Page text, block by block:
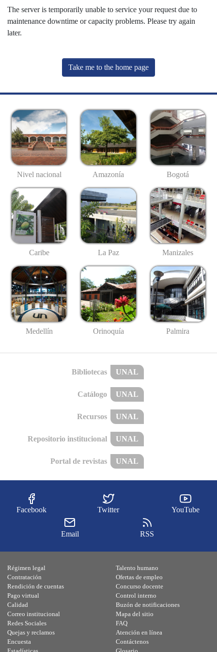
The server is temporarily unable to service your request due to
maintenance downtime or capacity problems. Please try again
later.
Take me to the home page
Nivel nacional Amazonía Bogotá
Caribe La Paz Manizales
Medellín Orinoquía Palmira
Bibliotecas UNAL
Catálogo UNAL
Recursos UNAL
Repositorio institucional UNAL
Portal de revistas UNAL
Facebook Twitter YouTube
Email RSS
Régimen legal
Contratación
Rendición de cuentas
Pago virtual
Calidad
Talento humano
Ofertas de empleo
Concurso docente
Control interno
Buzón de notificaciones
Correo institucional
Redes Sociales
Quejas y reclamos
Encuesta
Mapa del sitio
FAQ
Atención en línea
Contáctenos